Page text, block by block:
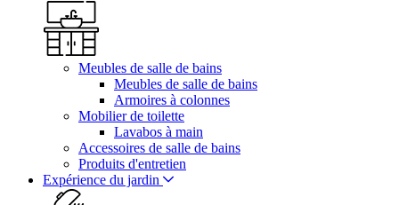
Meubles de salle de bains
Meubles de salle de bains
Armoires à colonnes
Mobilier de toilette
Lavabos à main
Accessoires de salle de bains
Produits d'entretien
Expérience du jardin